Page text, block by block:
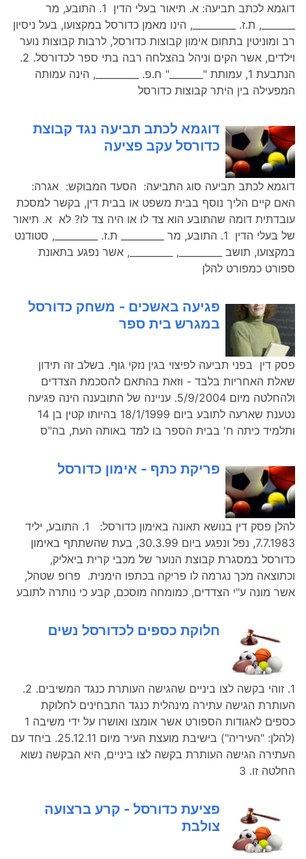
דוגמא לכתב תביעה: א. תיאור בעלי הדין 1. התובע, מר
_______, ת.ז. _________, הינו מאמן כדורסל במקצועו, בעל ניסיון
רב ומוניטין בתחום אימון קבוצות כדורסל, לרבות קבוצות נוער
וילדים, אשר הקים וניהל בהצלחה רבה בתי ספר לכדורסל. 2.
הנתבעת 1, עמותת "_______" ח.פ. _________, הינה עמותה
המפעילה בין היתר קבוצות כדורסל
דוגמא לכתב תביעה נגד קבוצת
כדורסל עקב פציעה
האם קיים הליך נוסף בבית משפט או בבית דין, בקשר למסכת
עובדתית דומה שהתובע הוא צד לו או היה צד לו? לא א. תיאור
של בעלי הדין 1. התובע, מר _________ ת.ז. _________, סטודנט
במקצועו, תושב _________, _________, אשר נפגע בתאונת
ספורט כמפורט להלן
פגיעה באשכים - משחק כדורסל
במגרש בית ספר
פסק דין בפני תביעה לפיצוי בגין נזקי גוף. בשלב זה תידון
שאלת האחריות בלבד - וזאת בהתאם להסכמת הצדדים
ולהחלטה מיום 5/9/2004. עניינה של התובענה הינה פגיעה
נטענת שארעה לתובע ביום 18/1/1999 בהיותו קטין בן 14
ותלמיד כיתה ח' בבית הספר בו למד באותה העת, בה"ס
פריקת כתף - אימון כדורסל
להלן פסק דין בנושא תאונה באימון כדורסל: 1. התובע, יליד
7.7.1983, נפל ונפגע ביום 30.3.99, בעת שהשתתף באימון
כדורסל במסגרת קבוצת הנוער של מכבי קרית ביאליק,
וכתוצאה מכך נגרמה לו פריקה בכתפו הימנית. פרופ שטהל,
אשר מונה ע"י הצדדים, כמומחה מוסכם, קבע כי נותרה לתובע
חלוקת כספים לכדורסל נשים
1. זוהי בקשה לצו ביניים שהגישה העותרת כנגד המשיבים. 2.
העותרת הגישה עתירה מינהלית כנגד התבחינים לחלוקת
כספים לאגודות הספורט אשר אומצו ואושרו על ידי משיבה 1
(להלן: "העיריה") בישיבת מועצת העיר מיום 25.12.11. ביחד עם
העתירה הגישה העותרת בקשה לצו ביניים, היא הבקשה נשוא
החלטה זו. 3
פציעת כדורסל - קרע ברצועה
צולבת